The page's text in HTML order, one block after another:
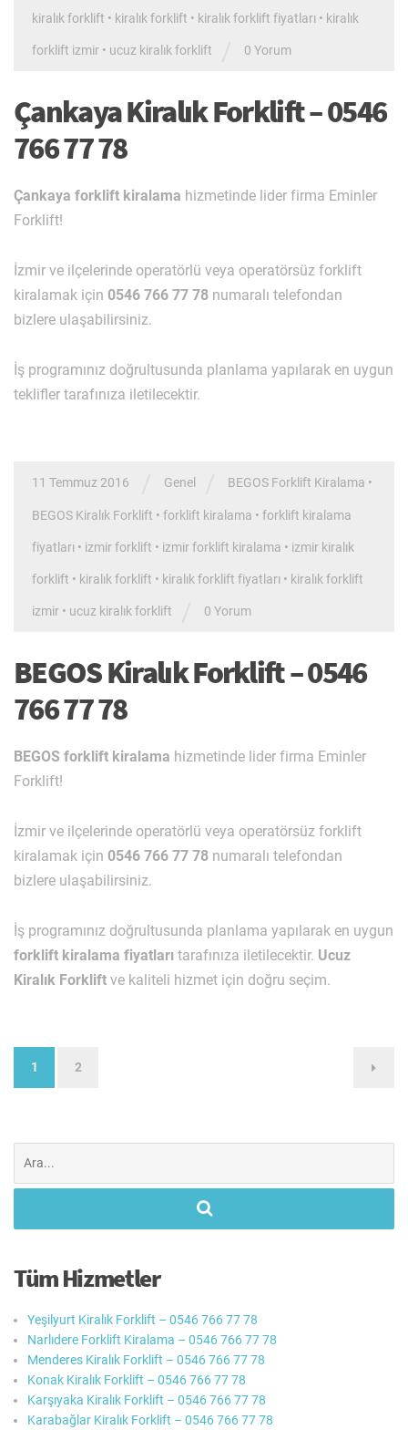
kiralık forklift • kiralık forklift • kiralık forklift fiyatları • kiralık
forklift izmir • ucuz kiralık forklift 0 Yorum
Çankaya Kiralık Forklift – 0546
766 77 78
Çankaya forklift kiralama hizmetinde lider firma Eminler
Forklift!
İzmir ve ilçelerinde operatörlü veya operatörsüz forklift
kiralamak için 0546 766 77 78 numaralı telefondan
bizlere ulaşabilirsiniz.
İş programınız doğrultusunda planlama yapılarak en uygun
teklifler tarafınıza iletilecektir.
11 Temmuz 2016 Genel BEGOS Forklift Kiralama •
BEGOS Kiralık Forklift • forklift kiralama • forklift kiralama
fiyatları • izmir forklift • izmir forklift kiralama • izmir kiralık
forklift • kiralık forklift • kiralık forklift fiyatları • kiralık forklift
izmir • ucuz kiralık forklift 0 Yorum
BEGOS Kiralık Forklift – 0546
766 77 78
BEGOS forklift kiralama hizmetinde lider firma Eminler
Forklift!
İzmir ve ilçelerinde operatörlü veya operatörsüz forklift
kiralamak için 0546 766 77 78 numaralı telefondan
bizlere ulaşabilirsiniz.
İş programınız doğrultusunda planlama yapılarak en uygun
forklift kiralama fiyatları tarafınıza iletilecektir. Ucuz
Kiralık Forklift ve kaliteli hizmet için doğru seçim.
Yazı
1 2
Tüm Hizmetler
Yeşilyurt Kiralık Forklift – 0546 766 77 78
Narlıdere Forklift Kiralama – 0546 766 77 78
Menderes Kiralık Forklift – 0546 766 77 78
Konak Kiralık Forklift – 0546 766 77 78
Karşıyaka Kiralık Forklift – 0546 766 77 78
Karabağlar Kiralık Forklift – 0546 766 77 78